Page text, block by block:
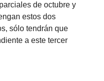
de octubre y
estos dos
sólo tendrán que
a este tercer